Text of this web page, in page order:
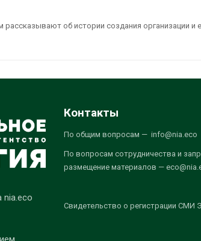
рассказывают об истории создания организации и
nia.eco
Контакты
По общим вопросам — info@nia.eco
По вопросам сотрудничества и
размещение материалов —
Свидетельство о регистрации СМИ